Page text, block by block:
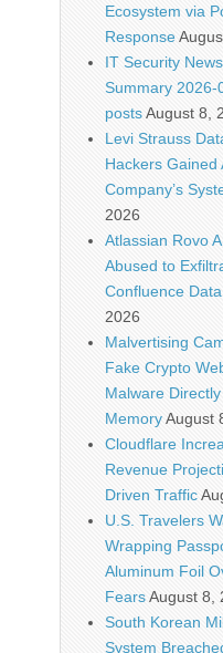
Ecosystem via
Response
IT Security
Summary 2026-
postsAugust 8,
Levi Strauss
Hackers Gained
Company’s
2026
Atlassian Rovo
Abused to
Confluence Data
2026
Malvertising
Fake Crypto
Malware
MemoryAugust
Cloudflare
Revenue
Driven Traffic
U.S. Travelers
Wrapping
Aluminum Foil
FearsAugust 8,
South Korean
System